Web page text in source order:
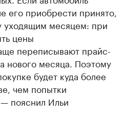
его приобрести принято,
уходящим месяцем: при
цены
переписывают прайс-
нового месяца. Поэтому
будет куда более
чем попытки
пояснил Ильи